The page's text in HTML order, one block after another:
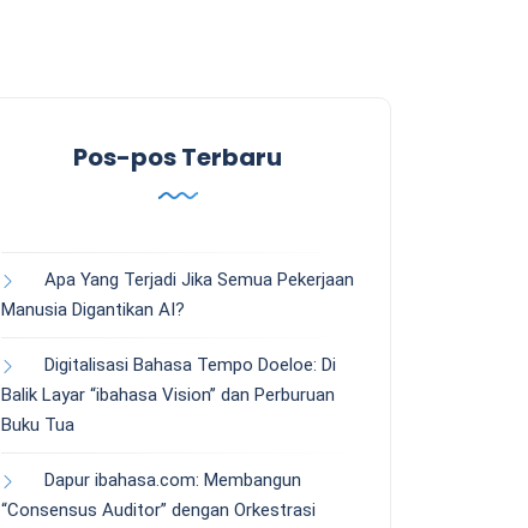
Pos-pos Terbaru
Apa Yang Terjadi Jika Semua Pekerjaan
Manusia Digantikan AI?
Digitalisasi Bahasa Tempo Doeloe: Di
Balik Layar “ibahasa Vision” dan Perburuan
Buku Tua
Dapur ibahasa.com: Membangun
“Consensus Auditor” dengan Orkestrasi